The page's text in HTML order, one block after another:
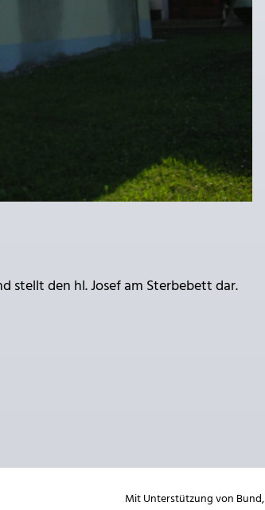
stellt den hl. Josef am Sterbebett dar.
Mit Unterstützung von Bund,